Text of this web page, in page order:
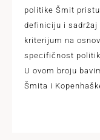
politike Šmit
definiciju i sadržaj
kriterijum na
specifičnost
U ovom broju
Šmita i